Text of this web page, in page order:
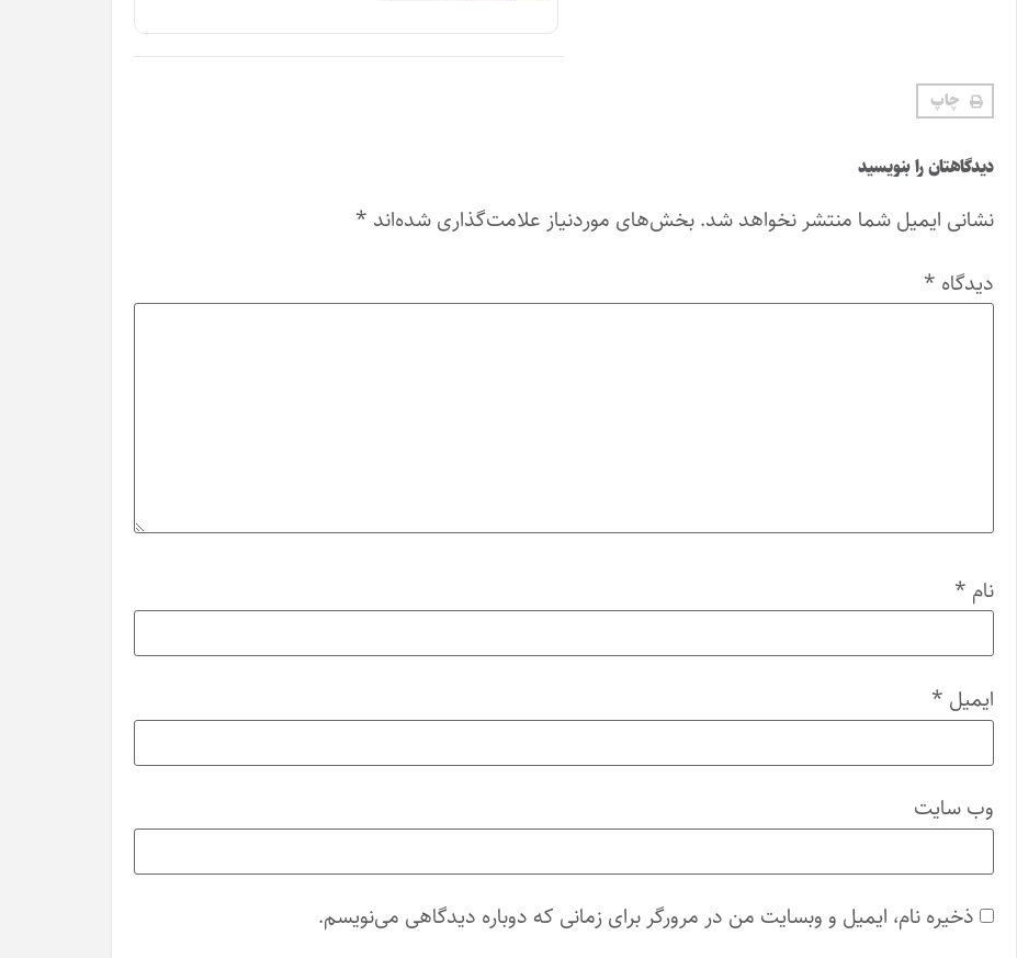
چاپ
دیدگاهتان را بنویسید
نشانی ایمیل شما منتشر نخواهد شد. بخش‌های موردنیاز علامت‌گذاری شده‌اند *
دیدگاه *
نام *
ایمیل *
وب‌ سایت
ذخیره نام، ایمیل و وبسایت من در مرورگر برای زمانی که دوباره دیدگاهی می‌نویسم.